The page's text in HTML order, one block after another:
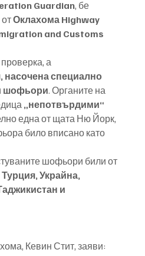
Guardian, бе
Оклахома Highway
and Customs
а
насочена специално
шофьори. Органите на
„непотвърдими“
една от щата Ню Йорк,
било вписано като
шофьори били от
Украйна,
и
Кевин Стит, заяви: